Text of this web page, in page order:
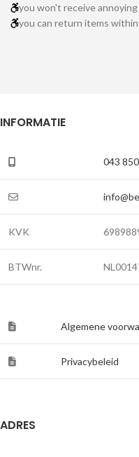
you won't receive
you can return items within
INFORMATIE
043
KVK
BTWnr.
Algemene
Privacybeleid
ADRES